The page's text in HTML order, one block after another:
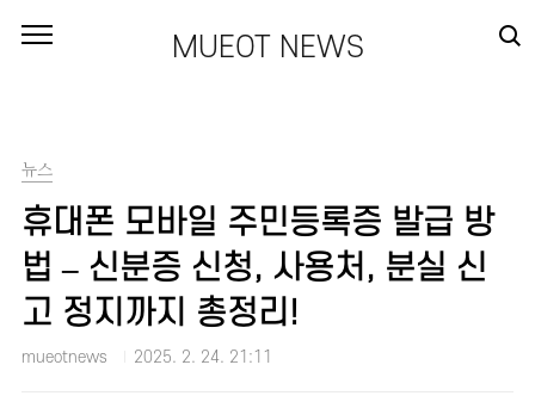
MUEOT NEWS
뉴스
휴대폰 모바일 주민등록증 발급 방
법 – 신분증 신청, 사용처, 분실 신
고 정지까지 총정리!
mueotnews 2025. 2. 24. 21:11